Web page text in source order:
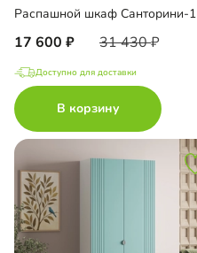
Распашной шкаф Санторини-1
17 600 31 430
Доступно для доставки
В корзину